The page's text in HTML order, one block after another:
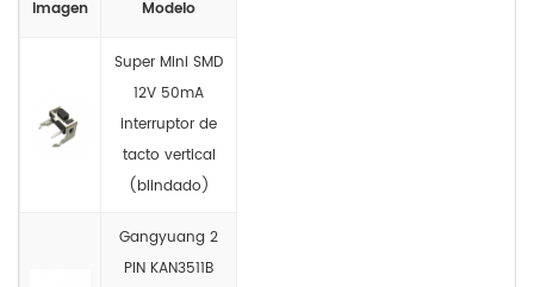
Imagen Modelo
Super Mini SMD
12V 50mA
interruptor de
tacto vertical
(blindado)
Gangyuang 2
PIN KAN3511B